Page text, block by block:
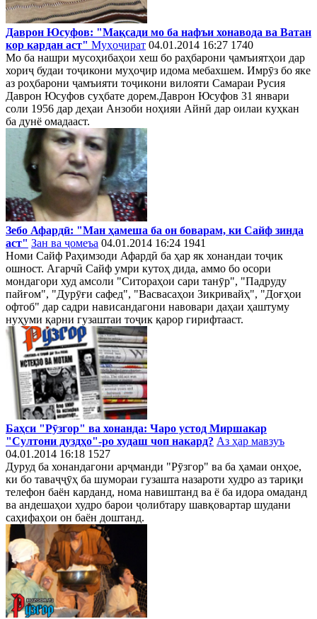
Даврон Юсуфов: "Мақсади мо ба нафъи хонавода ва Ватан
кор кардан аст" Муҳоҷират 04.01.2014 16:27 1740
Мо ба нашри мусоҳибаҳои хеш бо раҳбарони ҷамъиятҳои дар
хориҷ будаи тоҷикони муҳоҷир идома мебахшем. Имрӯз бо яке
аз роҳбарони ҷамъияти тоҷикони вилояти Самараи Русия
Даврон Юсуфов суҳбате дорем.Даврон Юсуфов 31 январи
соли 1956 дар деҳаи Анзоби ноҳияи Айнӣ дар оилаи куҳкан
ба дунё омадааст.
Зебо Афардӣ: "Ман ҳамеша ба он боварам, ки Сайф зинда
аст" Зан ва ҷомеъа 04.01.2014 16:24 1941
Номи Сайф Раҳимзоди Афардӣ ба ҳар як хонандаи тоҷик
ошност. Агарчӣ Сайф умри кутоҳ дида, аммо бо осори
мондагори худ амсоли "Ситораҳои сари танӯр", "Падруду
пайғом", "Дурӯғи сафед", "Васвасаҳои Зикривайҳ", "Доғҳои
офтоб" дар садри нависандагони навовари даҳаи ҳаштуму
нуҳуми қарни гузаштаи тоҷик қарор гирифтааст.
Баҳси "Рӯзгор" ва хонанда: Чаро устод Миршакар
"Султони дуздҳо"-ро худаш чоп накард? Аз ҳар мавзуъ
04.01.2014 16:18 1527
Дуруд ба хонандагони арҷманди "Рӯзгор" ва ба ҳамаи онҳое,
ки бо таваҷҷӯҳ ба шумораи гузашта назароти худро аз тариқи
телефон баён карданд, нома навиштанд ва ё ба идора омаданд
ва андешаҳои худро барои ҷолибтару шавқовартар шудани
саҳифаҳои он баён доштанд.